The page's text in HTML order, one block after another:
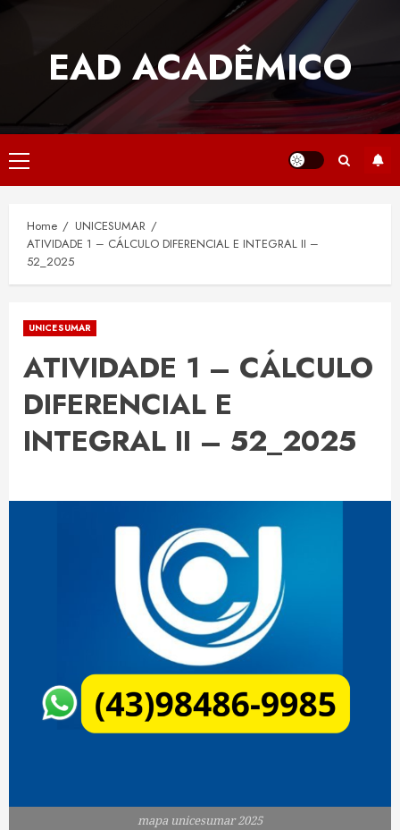
EAD ACADÊMICO
Primary
Menu
Home
UNICESUMAR
ATIVIDADE 1 – CÁLCULO DIFERENCIAL E INTEGRAL II –
52_2025
UNICESUMAR
ATIVIDADE 1 – CÁLCULO
DIFERENCIAL E
INTEGRAL II – 52_2025
mapa unicesumar 2025